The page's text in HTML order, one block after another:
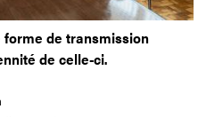
forme de transmission
de celle-ci.